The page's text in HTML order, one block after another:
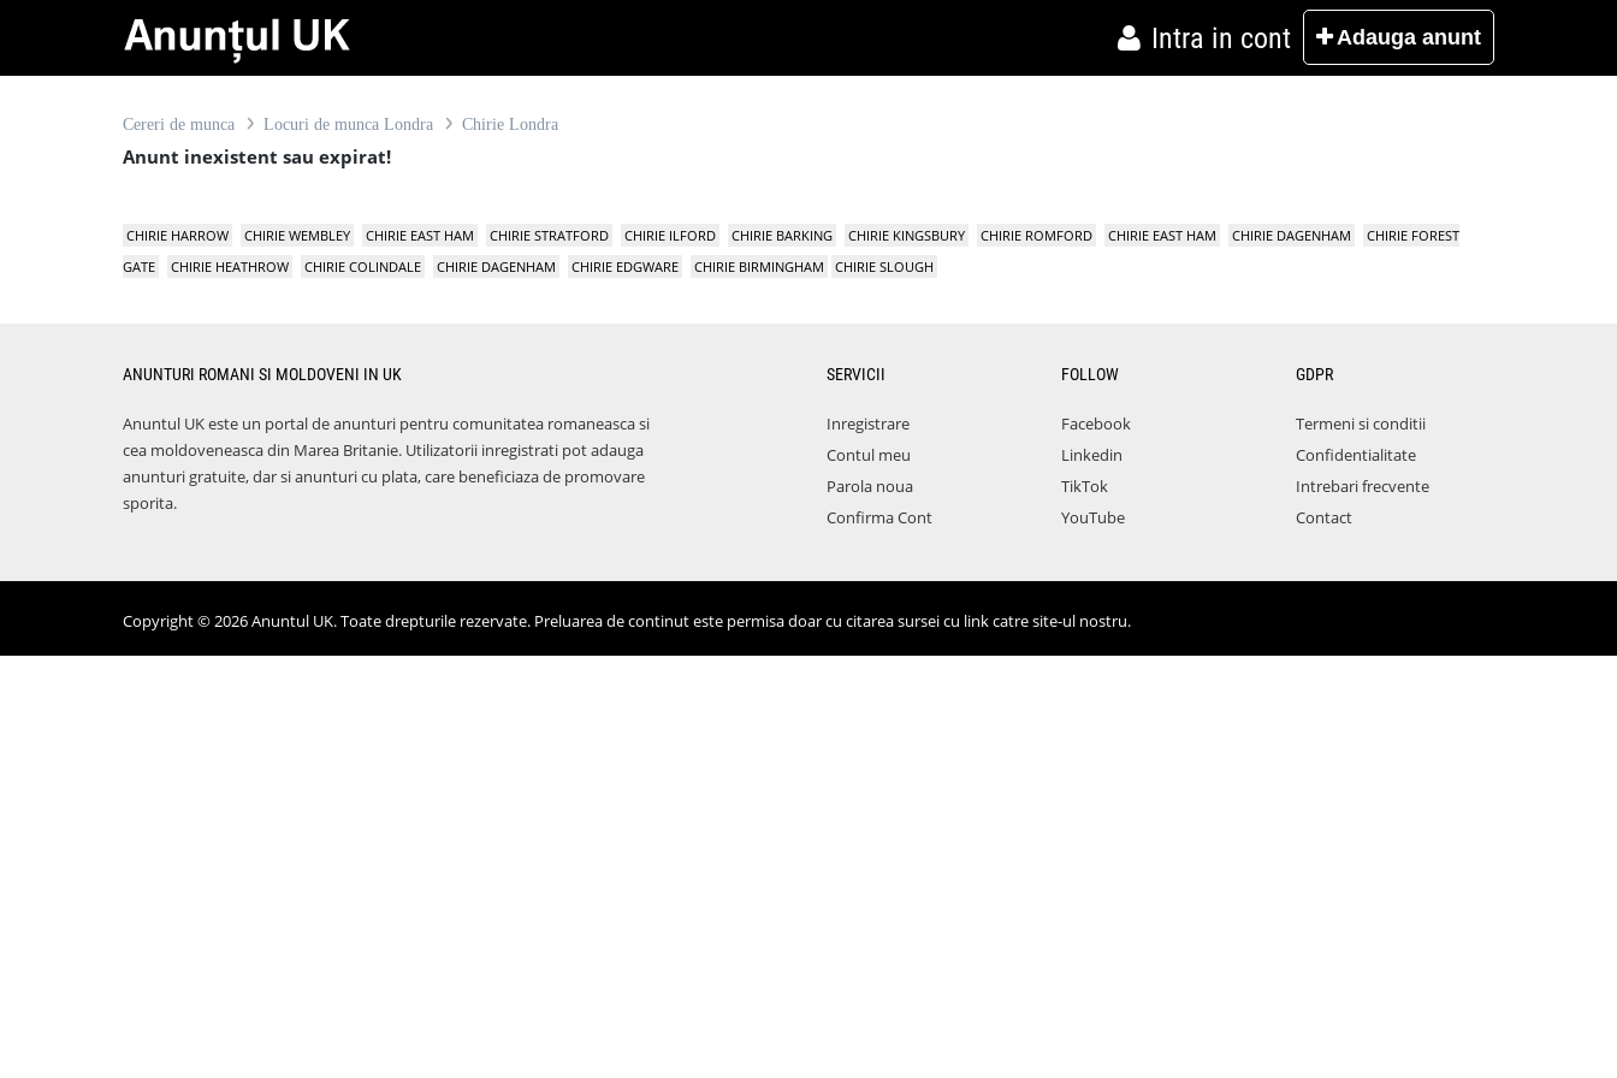
Intra in cont Adauga anunt
Cereri de munca Locuri de munca Londra Chirie Londra
Anunt inexistent sau expirat!
CHIRIE HARROW CHIRIE WEMBLEY CHIRIE EAST HAM CHIRIE STRATFORD CHIRIE ILFORD CHIRIE BARKING CHIRIE KINGSBURY CHIRIE ROMFORD CHIRIE EAST HAM CHIRIE DAGENHAM
CHIRIE FOREST
GATE
CHIRIE HEATHROW CHIRIE COLINDALE CHIRIE DAGENHAM CHIRIE EDGWARE CHIRIE BIRMINGHAM CHIRIE SLOUGH
ANUNTURI ROMANI SI MOLDOVENI IN UK
Anuntul UK este un portal de anunturi pentru comunitatea romaneasca si
cea moldoveneasca din Marea Britanie. Utilizatorii inregistrati pot adauga
anunturi gratuite, dar si anunturi cu plata, care beneficiaza de promovare
sporita.
SERVICII
Inregistrare
Contul meu
Parola noua
Confirma Cont
FOLLOW
Facebook
Linkedin
TikTok
YouTube
GDPR
Termeni si conditii
Confidentialitate
Intrebari frecvente
Contact
Copyright © 2026 Anuntul UK. Toate drepturile rezervate. Preluarea de continut este permisa doar cu citarea sursei cu link catre site-ul nostru.